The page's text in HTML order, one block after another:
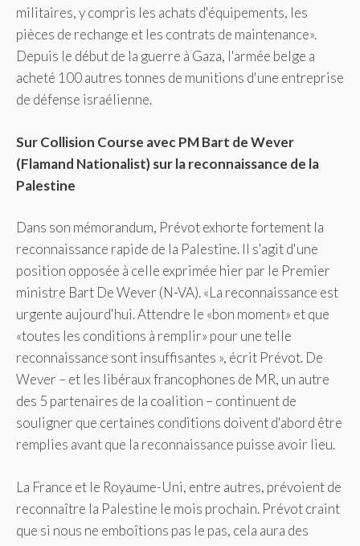
militaires, y compris les achats d'équipements, les
pièces de rechange et les contrats de maintenance».
Depuis le début de la guerre à Gaza, l'armée belge a
acheté 100 autres tonnes de munitions d'une entreprise
de défense israélienne.
Sur Collision Course avec PM Bart de Wever
(Flamand Nationalist) sur la reconnaissance de la
Palestine
Dans son mémorandum, Prévot exhorte fortement la
reconnaissance rapide de la Palestine. Il s'agit d'une
position opposée à celle exprimée hier par le Premier
ministre Bart De Wever (N-VA). «La reconnaissance est
urgente aujourd'hui. Attendre le «bon moment» et que
«toutes les conditions à remplir» pour une telle
reconnaissance sont insuffisantes », écrit Prévot. De
Wever – et les libéraux francophones de MR, un autre
des 5 partenaires de la coalition – continuent de
souligner que certaines conditions doivent d'abord être
remplies avant que la reconnaissance puisse avoir lieu.
La France et le Royaume-Uni, entre autres, prévoient de
reconnaître la Palestine le mois prochain. Prévot craint
que si nous ne emboîtions pas le pas, cela aura des